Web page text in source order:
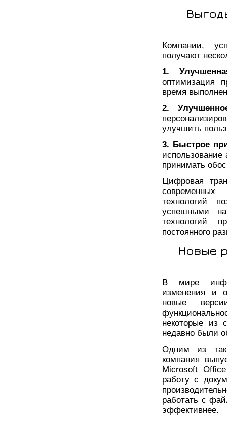
Компании,
получают
1.
оптимизация
время
2.
улучшить
3. Быстрое
принимать
Цифровая
технологий
успешными
технологий
постоянного
Новые
В мире
изменения и
новые
некоторые из
недавно были
Одним из
компания
Microsoft
работу с
работать с
эффективнее.